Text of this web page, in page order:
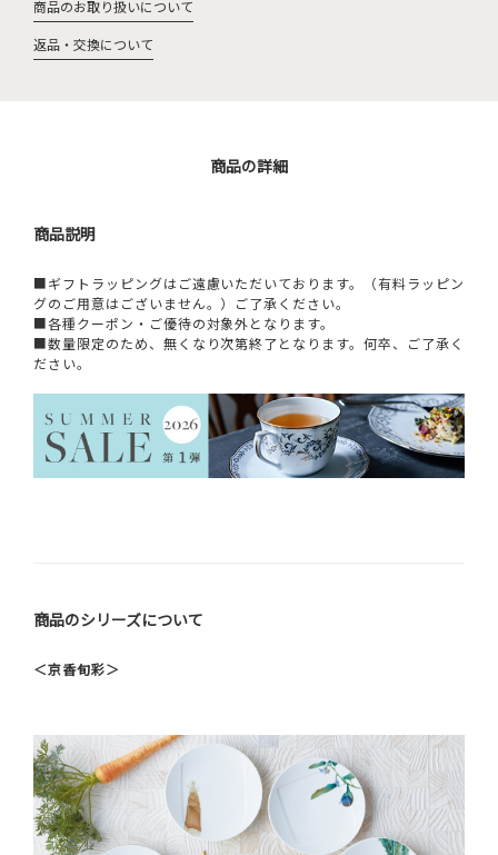
商品のお取り扱いについて
返品・交換について
商品の詳細
商品説明
■ギフトラッピングはご遠慮いただいております。（有料ラッピン
グのご用意はございません。）ご了承ください。
■各種クーポン・ご優待の対象外となります。
■数量限定のため、無くなり次第終了となります。何卒、ご了承く
ださい。
商品のシリーズについて
＜京香旬彩＞